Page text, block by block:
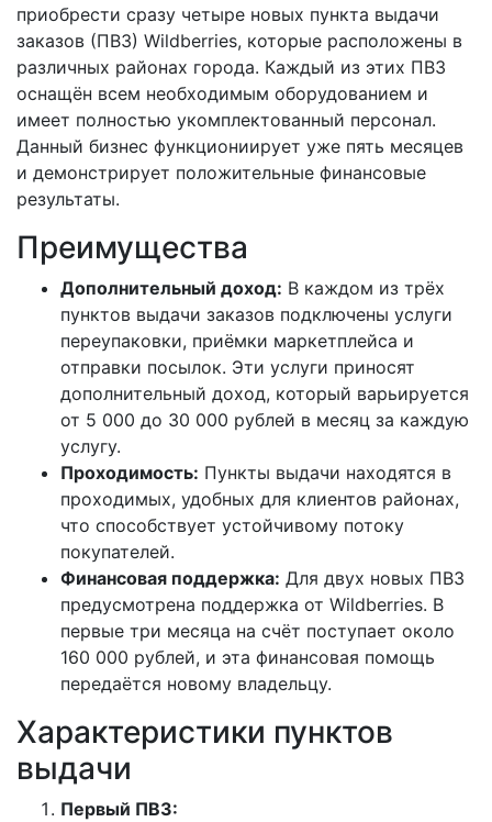
приобрести сразу четыре новых пункта выдачи
заказов (ПВЗ) Wildberries, которые расположены в
различных районах города. Каждый из этих ПВЗ
оснащён всем необходимым оборудованием и
имеет полностью укомплектованный персонал.
Данный бизнес функциониирует уже пять месяцев
и демонстрирует положительные финансовые
результаты.
Преимущества
Дополнительный доход: В каждом из трёх
пунктов выдачи заказов подключены услуги
переупаковки, приёмки маркетплейса и
отправки посылок. Эти услуги приносят
дополнительный доход, который варьируется
от 5 000 до 30 000 рублей в месяц за каждую
услугу.
Проходимость: Пункты выдачи находятся в
проходимых, удобных для клиентов районах,
что способствует устойчивому потоку
покупателей.
Финансовая поддержка: Для двух новых ПВЗ
предусмотрена поддержка от Wildberries. В
первые три месяца на счёт поступает около
160 000 рублей, и эта финансовая помощь
передаётся новому владельцу.
Характеристики пунктов
выдачи
Первый ПВЗ: